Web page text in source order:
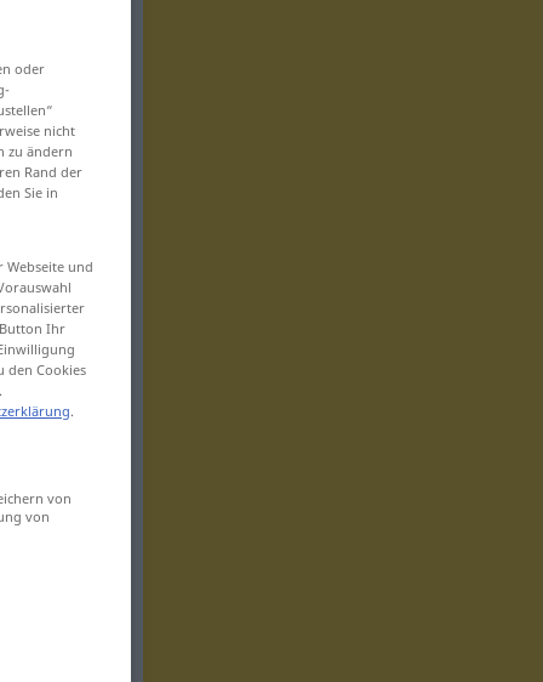
oder
nicht
zu ändern
Rand der
Sie in
und
Ihr
den Cookies
.
von
von